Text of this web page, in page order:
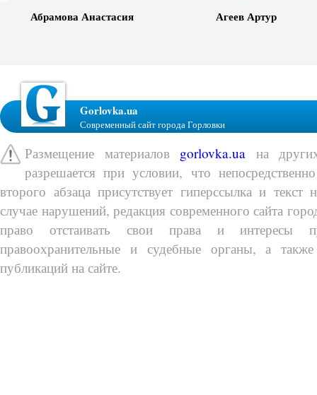
Абрамова Анастасия Агеев Артур
Gorlovka.ua
Современный сайт города Горловки
Размещение материалов gorlovka.ua на
разрешается при условии, что
второго абзаца присутствует гиперссылка и
случае нарушений, редакция современного сайта
право отстаивать свои права и интересы
правоохранительные и судебные органы, а
публикаций на сайте.